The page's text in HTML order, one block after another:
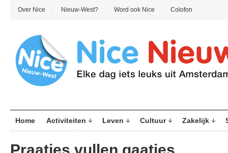
Over Nice Nieuw-West? Word ook Nice Colofon
Home Activiteiten Leven Cultuur Zakelijk